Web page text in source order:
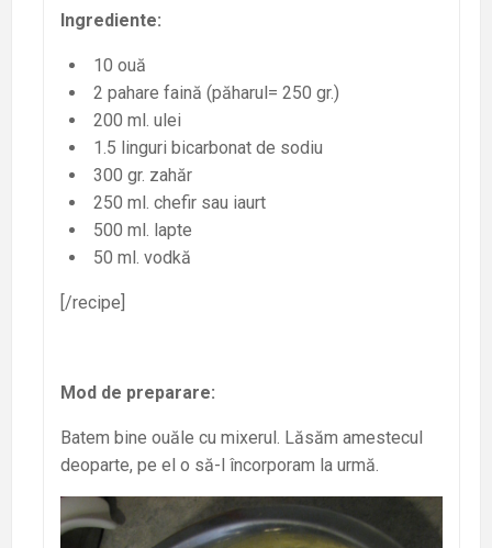
Ingrediente:
10 ouă
2 pahare faină (păharul= 250 gr.)
200 ml. ulei
1.5 linguri bicarbonat de sodiu
300 gr. zahăr
250 ml. chefir sau iaurt
500 ml. lapte
50 ml. vodkă
[/recipe]
Mod de preparare:
Batem bine ouăle cu mixerul. Lăsăm amestecul
deoparte, pe el o să-l încorporam la urmă.